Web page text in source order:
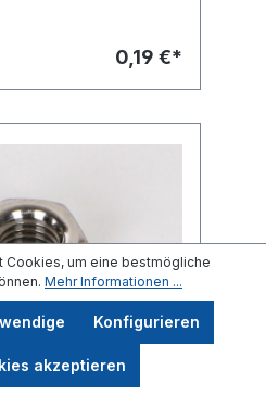
0,19 €*
A2, M6, Nr.
um eine bestmögliche
Mehr Informationen ...
Konfigurieren
akzeptieren